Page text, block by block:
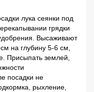
лука сеянки под
грядки
Высаживают
на глубину 5-6 см,
Присыпать землей,
посадки не
рыхление,